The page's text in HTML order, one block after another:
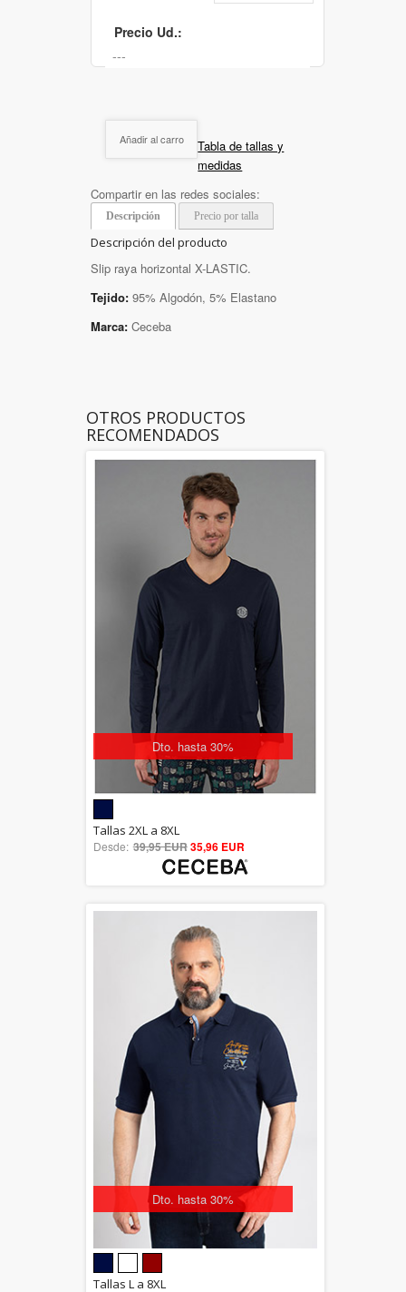
Precio Ud.:
Añadir al carro
Tabla de tallas y
medidas
Compartir en las redes sociales:
Descripción Precio por talla
Descripción del producto
Slip raya horizontal X-LASTIC.
Tejido: 95% Algodón, 5% Elastano
Marca: Ceceba
OTROS PRODUCTOS
RECOMENDADOS
Dto. hasta 30%
5.00
out of 5
Tallas 2XL a 8XL
Desde: 39,95 EUR35,96 EUR
Dto. hasta 30%
Tallas L a 8XL